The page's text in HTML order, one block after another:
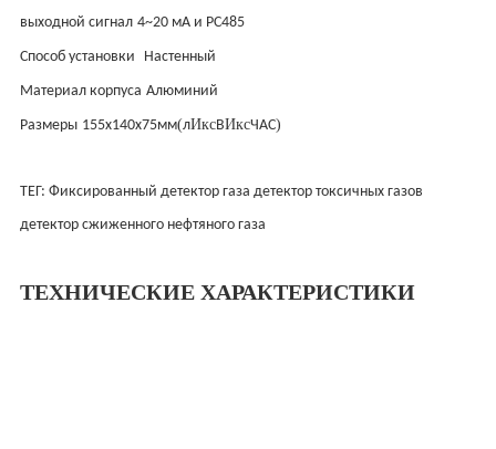
выходной сигнал 4~20 мА и РС485
Способ установки Настенный
Материал корпуса Алюминий
Размеры 155x140x75мм(лИксВИксЧАС)
ТЕГ: Фиксированный детектор газа детектор токсичных газов
детектор сжиженного нефтяного газа
ТЕХНИЧЕСКИЕ ХАРАКТЕРИСТИКИ